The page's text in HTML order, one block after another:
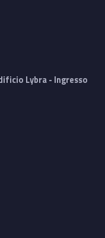
Lybra - Ingresso